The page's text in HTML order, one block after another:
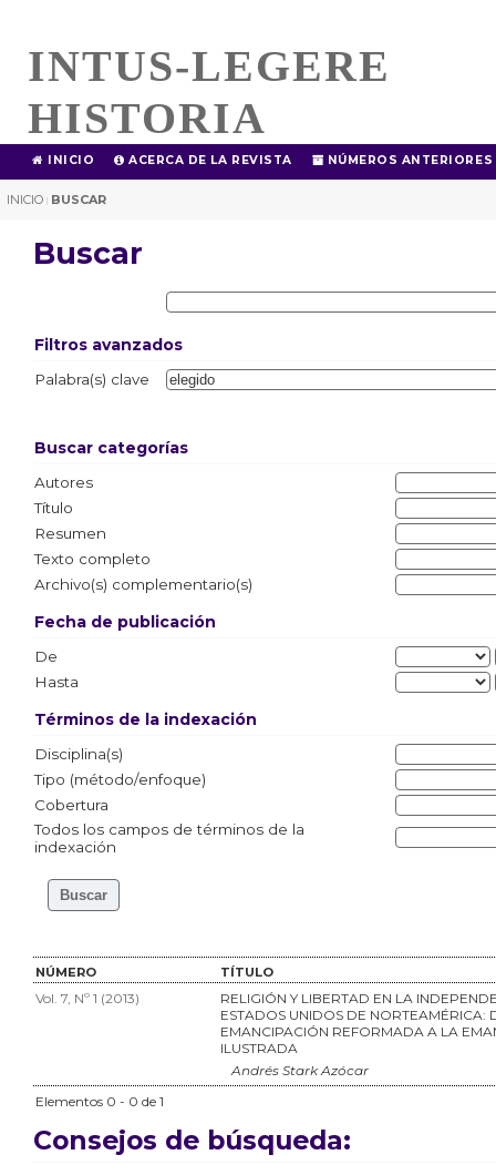
INTUS-LEGERE
HISTORIA
INICIO ACERCA DE LA REVISTA NÚMEROS ANTERIORES
INICIO | BUSCAR
Buscar
Filtros avanzados
Palabra(s) clave
Buscar categorías
Autores
Título
Resumen
Texto completo
Archivo(s) complementario(s)
Fecha de publicación
De
Hasta
Términos de la indexación
Disciplina(s)
Tipo (método/enfoque)
Cobertura
Todos los campos de términos de la
indexación
NÚMERO TÍTULO
Vol. 7, Nº 1 (2013)
RELIGIÓN Y LIBERTAD EN LA
ESTADOS UNIDOS DE NORTEAMÉRICA:
EMANCIPACIÓN REFORMADA A LA
ILUSTRADA
Andrés Stark Azócar
Elementos 0 - 0 de 1
Consejos de búsqueda: